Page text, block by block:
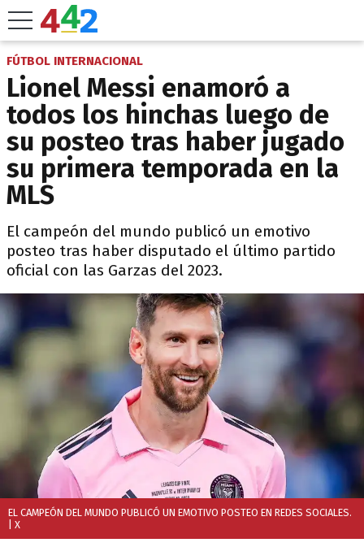
FÚTBOL INTERNACIONAL
Lionel Messi enamoró a
todos los hinchas luego de
su posteo tras haber jugado
su primera temporada en la
MLS
El campeón del mundo publicó un emotivo
posteo tras haber disputado el último partido
oficial con las Garzas del 2023.
EL CAMPEÓN DEL MUNDO PUBLICÓ UN EMOTIVO POSTEO EN REDES SOCIALES.
| X